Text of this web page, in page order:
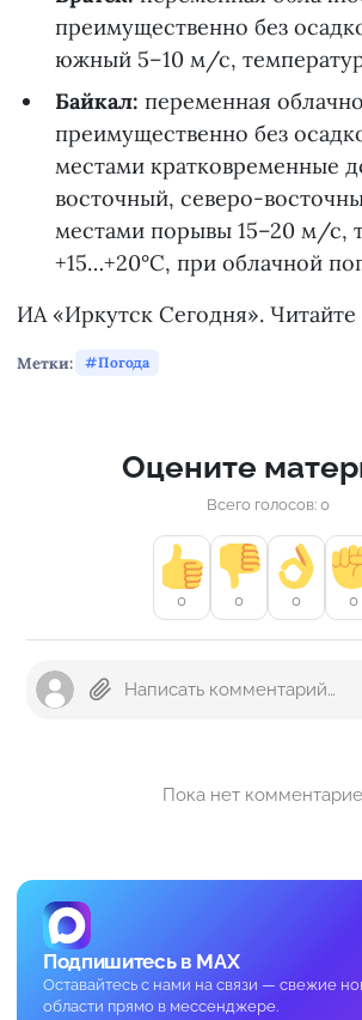
преимущественно без
южный 5–10 м/с,
Байкал: переменная
преимущественно без
местами кратковременные
восточный, северо-
местами порывы 15–20 м/с,
+15…+20°С, при облачной
ИА «Иркутск Сегодня». Читайте
Метки: Погода
Оцените
Всего голосов: 0
0 0 0 0
Пока нет
Подпишитесь в MAX
Оставайтесь с нами на связи — свежие
области прямо в мессенджере.